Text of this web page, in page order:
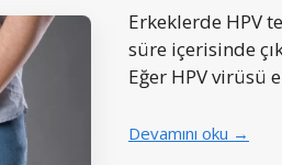
Erkeklerde HPV
süre içerisinde
Eğer HPV virüsü
Devamını oku →